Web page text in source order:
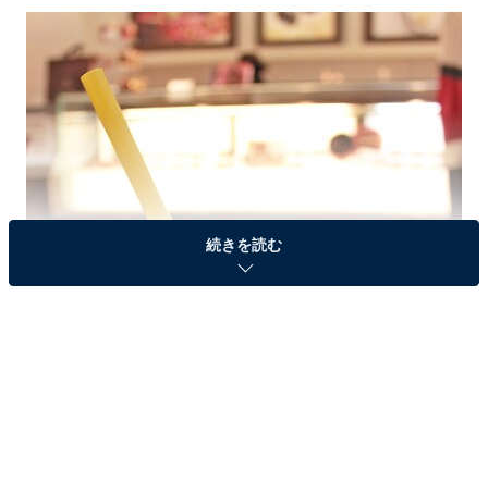
続きを読む